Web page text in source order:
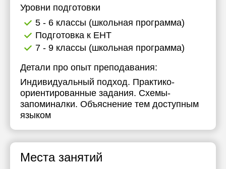
Уровни подготовки
5 - 6 классы (школьная программа)
Подготовка к ЕНТ
7 - 9 классы (школьная программа)
Детали про опыт преподавания:
Индивидуальный подход. Практико-
ориентированные задания. Схемы-
запоминалки. Объяснение тем доступным
языком
Места занятий